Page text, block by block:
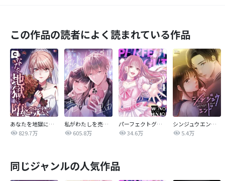
この作品の読者によく読まれている作品
あなたを地獄に堕とすまで
829.7万
私がわたしを売る理由
605.8万
パーフェクトグリッター
34.6万
シンジュウエンド【タテヨミ】
5.4万
同じジャンルの人気作品